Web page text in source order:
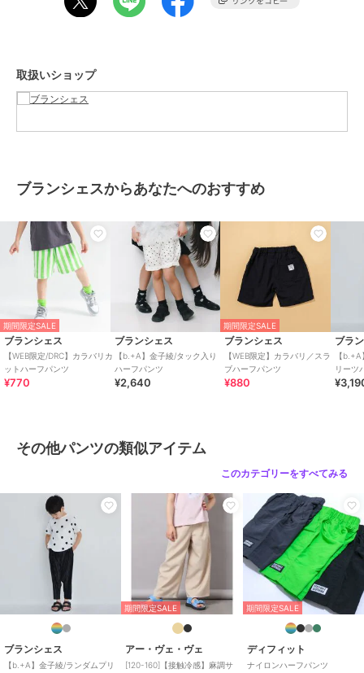
スタイリスト 金子綾
岐にわたる。
プライベートでは2人の女の子のママであり、次女の出産を機に出版
商品画像をご覧ください。
モニター環境により実際のカラーと画像の色味が
違って見える場合が御座います。
予めご了承の上、ご注文下さい。
※店頭・外での撮影画像は光の加減で、
実際の商品より明るく見える場合が御座います。
子ども/子供/こども/子供服/キッズ/ジュニア/男の子/女の子
ブランシェス
性別タイプ
ガールズ
その他パンツ
／その他パンツ
カラー グレー、チャコールグレー
サイズ 7サイズ展開
素材
グレー/チャコールグレー：【グレ
ー】綿74% ポリエステル25%
ポリウレタン1% 【チャコールグ
レー】レーヨン46% ポリエステ
タン3%
取扱いショップ
ブランシェスからあなたへのおすすめ
期間限定SALE
ブランシェス
【WEB限定/DRC】カラバリカ
ットハーフパンツ
¥770
ブランシェス
【b.+A】金子綾/タック入り
ハーフパンツ
¥2,640
期間限定SALE
ブランシェス
【WEB限定】カラバリ／スラ
ブハーフパンツ
¥880
ブラ
【
リーツ
その他パンツの類似アイテム
このカテゴリーをすべてみる
ブランシェス
【b.+A】金子綾/ランダムプリ
期間限定SALE
アー・ヴェ・ヴェ
[120-160]【接触冷感】麻調サ
期間限定SALE
ディフィット
ナイロンハーフパンツ